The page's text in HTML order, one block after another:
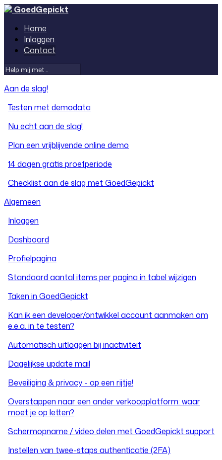
GoedGepickt
Home
Inloggen
Contact
Aan de slag!
Testen met demodata
Nu echt aan de slag!
Plan een vrijblijvende online demo
14 dagen gratis proefperiode
Checklist aan de slag met GoedGepickt
Algemeen
Inloggen
Dashboard
Profielpagina
Standaard aantal items per pagina in tabel wijzigen
Taken in GoedGepickt
Kan ik een developer/ontwikkel account aanmaken om
e.e.a. in te testen?
Automatisch uitloggen bij inactiviteit
Dagelijkse update mail
Beveiliging & privacy - op een rijtje!
Overstappen naar een ander verkoopplatform: waar
moet je op letten?
Schermopname / video delen met GoedGepickt support
Instellen van twee-staps authenticatie (2FA)